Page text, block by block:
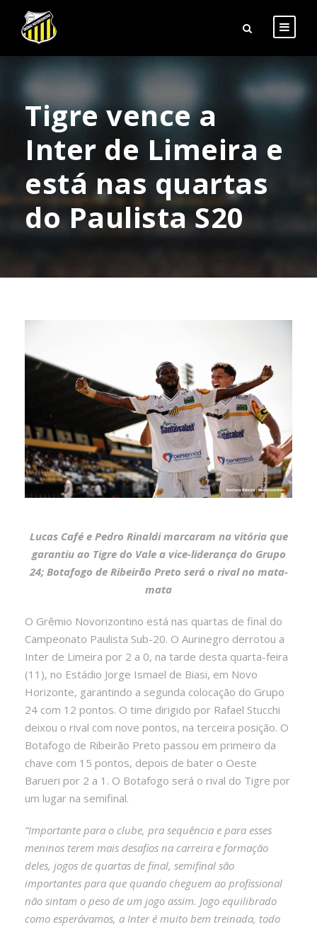
Tigre vence a
Inter de Limeira e
está nas quartas
do Paulista S20
Lucas Café e Pedro Rinaldi marcaram na vitória que
garantiu ao Tigre do Vale a vice-liderança do Grupo
24; Botafogo de Ribeirão Preto será o rival no mata-
mata
O Grêmio Novorizontino está nas quartas de final do
Campeonato Paulista Sub-20. O Aurinegro derrotou a
Inter de Limeira por 2 a 0, na tarde desta quarta-feira
(11), no Estádio Jorge Ismael de Biasi, em Novo
Horizonte, garantindo a segunda colocação do Grupo
24 com 12 pontos. O time dirigido por Rafael Stucchi
deixou o rival com nove pontos, na terceira posição. O
Botafogo de Ribeirão Preto passou em primeiro da
chave com 15 pontos, depois de bater o Oeste
Barueri por 2 a 1. O Botafogo será o rival do Tigre por
um lugar na semifinal.
“Importante para o clube, pra sequência e para esses
meninos terem mais desafios na carreira e formação
deles, jogos de quartas de final, semifinal são
importantes para que quando cheguem ao profissional
não sintam o peso de um jogo assim. Jogo equilibrado
como esperávamos, a Inter é muito bem treinada, todo